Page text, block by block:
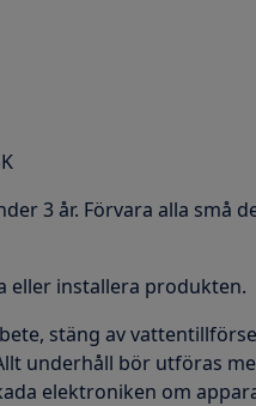
3 år. Förvara alla små
eller installera produkten.
stäng av
underhåll bör utföras
elektroniken om